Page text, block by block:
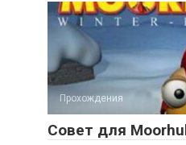
Прохождения
Совет для